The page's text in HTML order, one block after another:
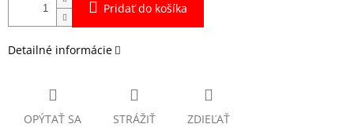
Pridať do košíka
Detailné informácie
OPÝTAŤ SA STRÁŽIŤ ZDIEĽAŤ